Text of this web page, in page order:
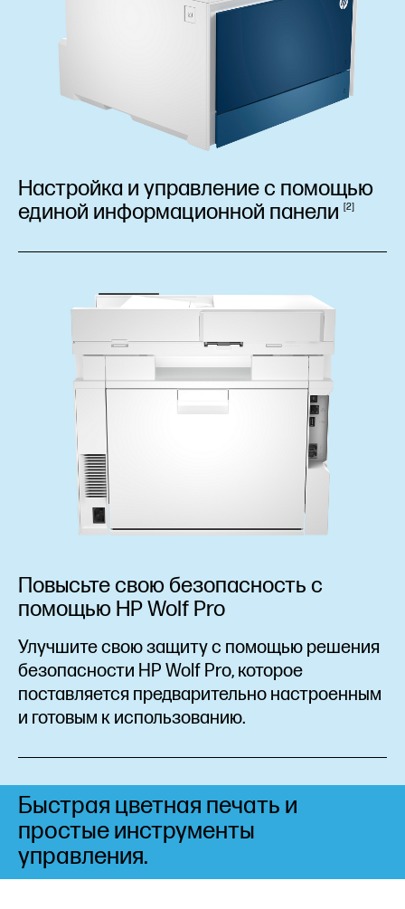
Настройка и управление с помощью
единой информационной панели 2
Повысьте свою безопасность с
помощью HP Wolf Pro
Улучшите свою защиту с помощью решения
безопасности HP Wolf Pro, которое
поставляется предварительно настроенным
и готовым к использованию.
Быстрая цветная печать и
простые инструменты
управления.